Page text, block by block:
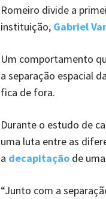
Romeiro divide a
instituição, Gabriel
Um comportamento
a separação espacial
fica de fora.
Durante o estudo de
uma luta entre as
a decapitaçãode uma
“Junto com a